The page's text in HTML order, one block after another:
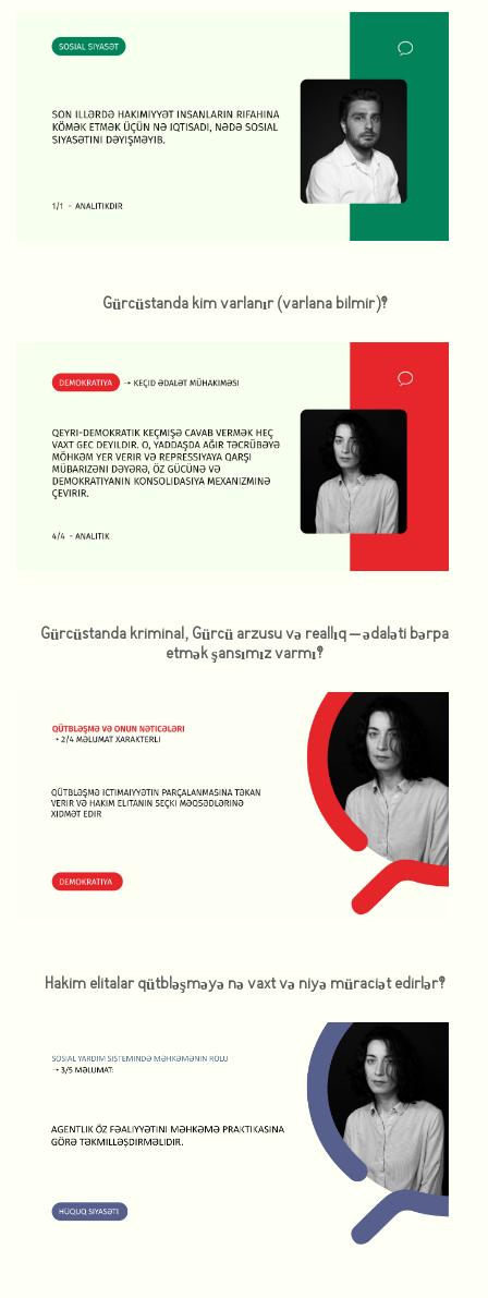
Gürcüstanda kim varlanır (varlana bilmir)?
Gürcüstanda kriminal, Gürcü arzusu və reallıq – ədaləti bərpa
etmək şansımız varmı?
Hakim elitalar qütbləşməyə nə vaxt və niyə müraciət edirlər?